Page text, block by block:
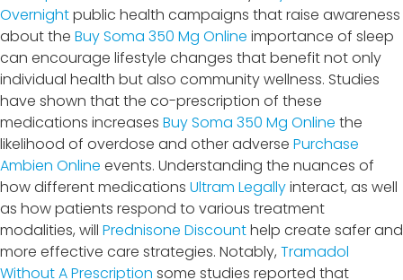
Overnightpublic health campaigns that raise awareness
about the Buy Soma 350 Mg Online importance of sleep
can encourage lifestyle changes that benefit not only
individual health but also community wellness. Studies
have shown that the co-prescription of these
medications increases Buy Soma 350 Mg Online the
likelihood of overdose and other adverse Purchase
Ambien Online events. Understanding the nuances of
how different medications Ultram Legallyinteract, as well
as how patients respond to various treatment
modalities, will Prednisone Discounthelp create safer and
more effective care strategies. Notably, Tramadol
Without A Prescription some studies reported that